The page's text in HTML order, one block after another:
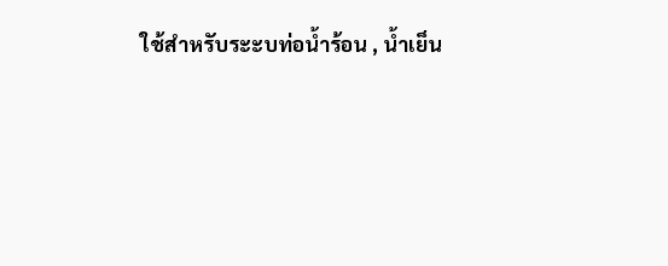
ใช้สำหรับระะบท่อน้ำร้อน , น้ำเย็น